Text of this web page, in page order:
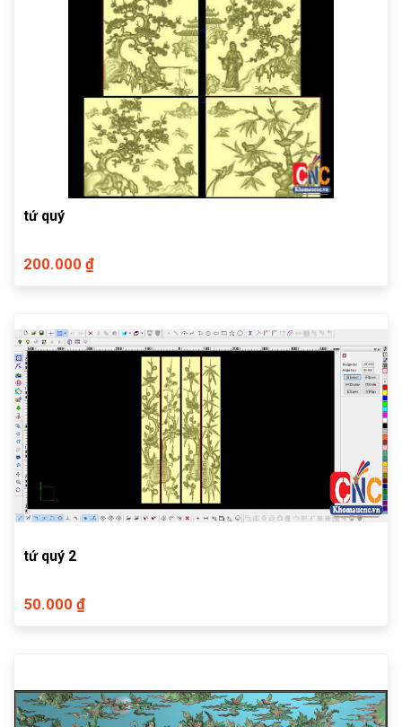
tứ quý
200.000 ₫
tứ quý 2
50.000 ₫